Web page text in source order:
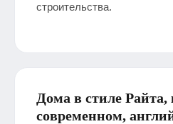
строительства.
Дома в стиле Райта,
современном,